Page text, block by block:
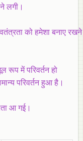
लगी।
को हमेशा बनाए
में परिवर्तन हो
परिवर्तन हुआ है।
आ गई।